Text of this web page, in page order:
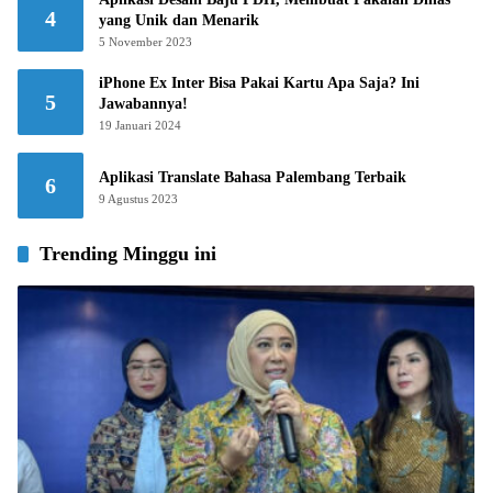
4
yang Unik dan Menarik
5 November 2023
5
iPhone Ex Inter Bisa Pakai Kartu Apa Saja? Ini
Jawabannya!
19 Januari 2024
6 Aplikasi Translate Bahasa Palembang Terbaik
9 Agustus 2023
Trending Minggu ini